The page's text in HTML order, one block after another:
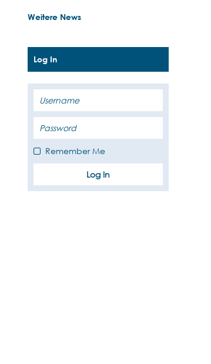
Weitere News
Log In
Remember Me